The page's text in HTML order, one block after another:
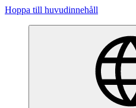
Hoppa till huvudinnehåll